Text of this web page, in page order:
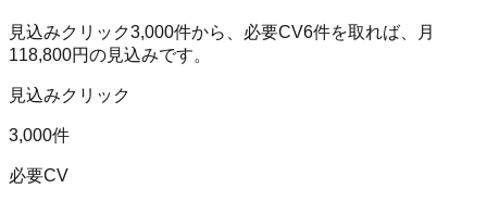
見込みクリック3,000件から、必要CV6件を取れば、月
118,800円の見込みです。
見込みクリック
3,000件
必要CV